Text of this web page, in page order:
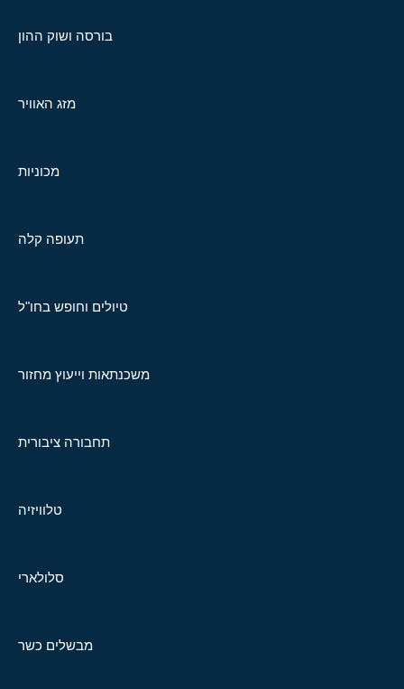
בורסה ושוק ההון
מזג האוויר
מכוניות
תעופה קלה
טיולים וחופש בחו"ל
משכנתאות וייעוץ מחזור
תחבורה ציבורית
טלוויזיה
סלולארי
מבשלים כשר